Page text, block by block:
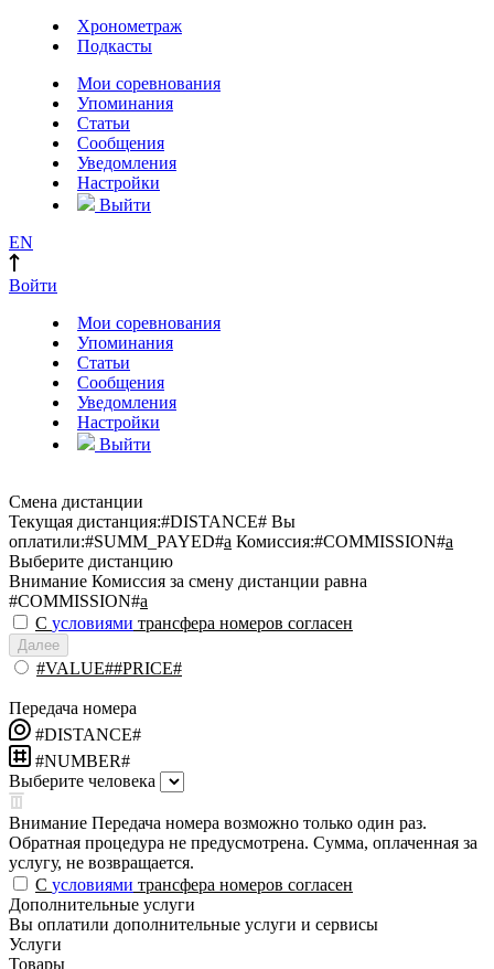
Хронометраж
Подкасты
Мои соревнования
Упоминания
Статьи
Сообщения
Уведомления
Настройки
Выйти
EN
Войти
Мои соревнования
Упоминания
Статьи
Сообщения
Уведомления
Настройки
Выйти
Смена дистанции
Текущая дистанция:#DISTANCE# Вы
оплатили:#SUMM_PAYED#a Комиссия:#COMMISSION#a
Выберите дистанцию
Внимание Комиссия за смену дистанции равна
#COMMISSION#a
С условиями трансфера номеров согласен
Далее
#VALUE##PRICE#
Передача номера
#DISTANCE#
#NUMBER#
Выберите человека
Внимание Передача номера возможно только один раз.
Обратная процедура не предусмотрена. Сумма, оплаченная за
услугу, не возвращается.
С условиями трансфера номеров согласен
Дополнительные услуги
Вы оплатили дополнительные услуги и сервисы
Услуги
Товары